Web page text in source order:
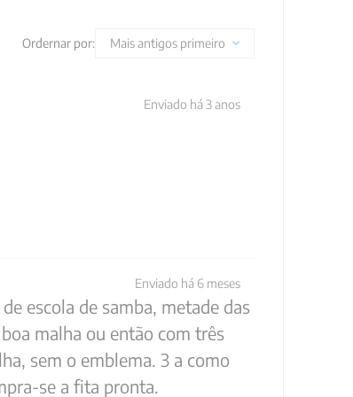
Ordernar por: Mais antigos primeiro
Enviado há 3 anos
Enviado há 6 meses
escola de samba, metade das
malha ou então com três
sem o emblema. 3 a como
se a fita pronta.